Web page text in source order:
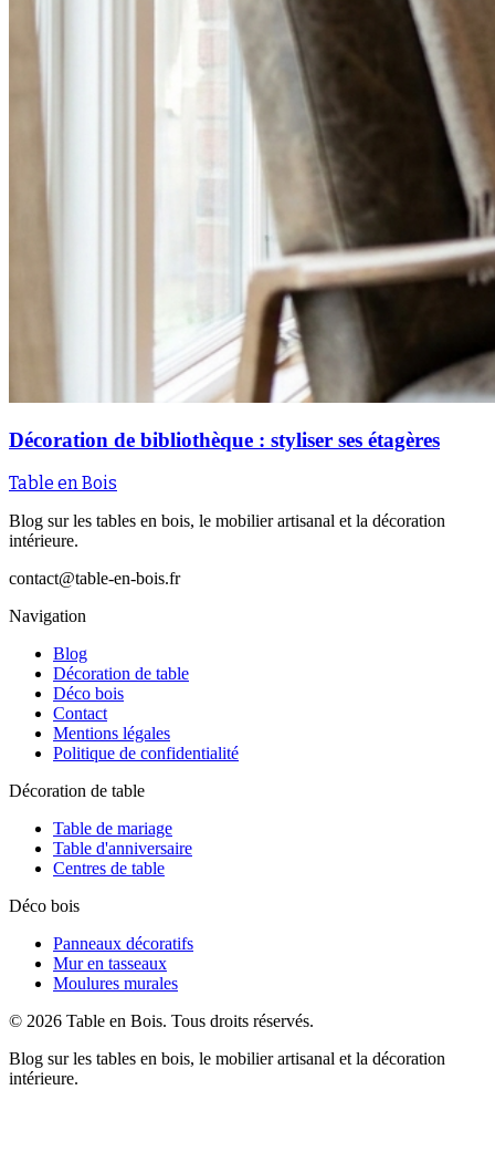
Décoration de bibliothèque : styliser ses étagères
Table en Bois
Blog sur les tables en bois, le mobilier artisanal et la décoration
intérieure.
contact@table-en-bois.fr
Navigation
Blog
Décoration de table
Déco bois
Contact
Mentions légales
Politique de confidentialité
Décoration de table
Table de mariage
Table d'anniversaire
Centres de table
Déco bois
Panneaux décoratifs
Mur en tasseaux
Moulures murales
© 2026 Table en Bois. Tous droits réservés.
Blog sur les tables en bois, le mobilier artisanal et la décoration
intérieure.